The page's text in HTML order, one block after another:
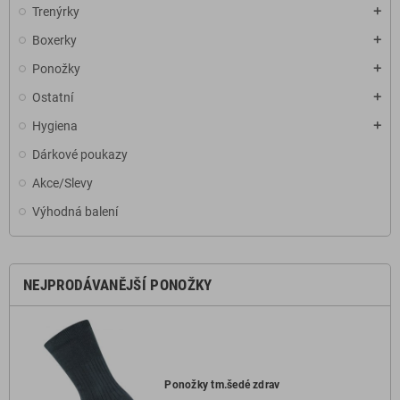
Trenýrky add
Boxerky add
Ponožky add
Ostatní add
Hygiena add
Dárkové poukazy
Akce/Slevy
Výhodná balení
NEJPRODÁVANĚJŠÍ PONOŽKY
Ponožky tm.šedé zdrav